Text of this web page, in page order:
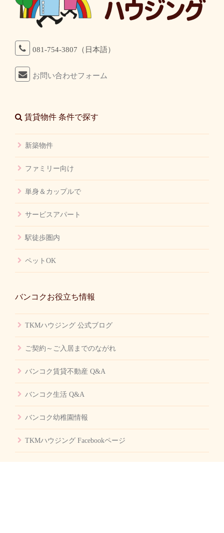
081-754-3807（日本語）
お問い合わせフォーム
賃貸物件 条件で探す
新築物件
ファミリー向け
単身＆カップルで
サービスアパート
駅徒歩圏内
ペットOK
バンコクお役立ち情報
TKMハウジング 公式ブログ
ご契約～ご入居までのながれ
バンコク賃貸不動産 Q&A
バンコク生活 Q&A
バンコク幼稚園情報
TKMハウジング Facebookページ